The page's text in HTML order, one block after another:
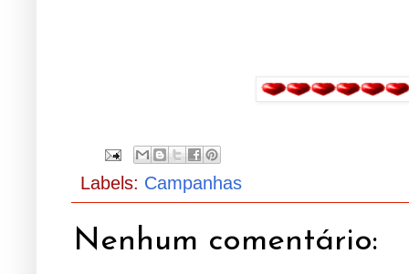
Labels: Campanhas
Nenhum comentário: